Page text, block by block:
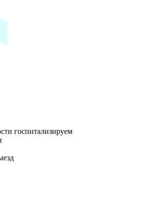
госпитализируем